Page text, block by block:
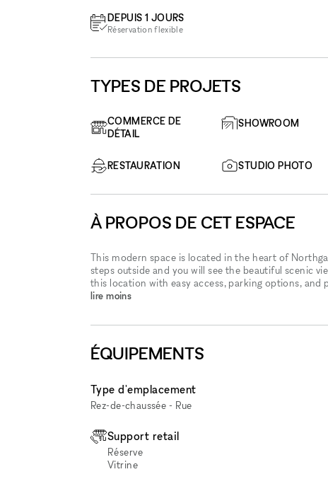
DEPUIS 1 JOURS
Réservation flexible
TYPES DE PROJETS
COMMERCE DE
DÉTAIL
SHOWROOM
RESTAURATION STUDIO PHOTO
À PROPOS DE CET ESPACE
This modern space is located in the heart of
steps outside and you will see the beautiful scenic
this location with easy access, parking options,
lire moins
ÉQUIPEMENTS
Type d'emplacement
Rez-de-chaussée - Rue
Support retail
Réserve
Vitrine